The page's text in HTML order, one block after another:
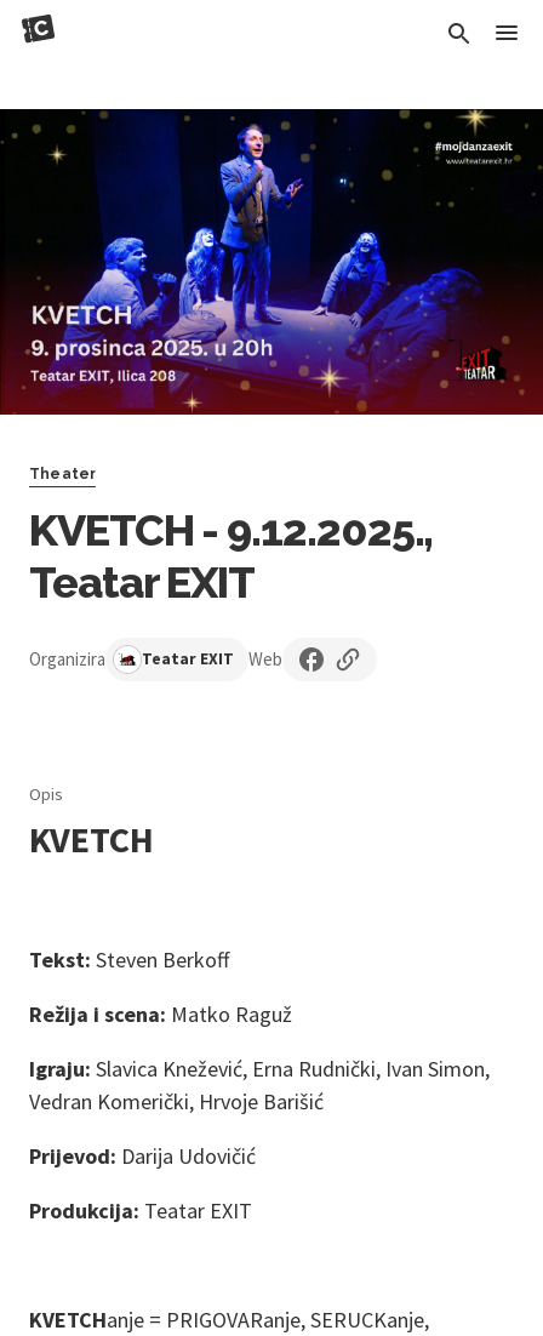
Theater
KVETCH - 9.12.2025.,
Teatar EXIT
Organizira Teatar EXIT Web
Opis
KVETCH
Tekst: Steven Berkoff
Režija i scena: Matko Raguž
Igraju: Slavica Knežević, Erna Rudnički, Ivan Simon,
Vedran Komerički, Hrvoje Barišić
Prijevod: Darija Udovičić
Produkcija: Teatar EXIT
KVETCHanje = PRIGOVARanje, SERUCKanje,